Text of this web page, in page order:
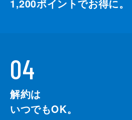
1,200ポイントでお得に。
04
解約は
いつでもOK。